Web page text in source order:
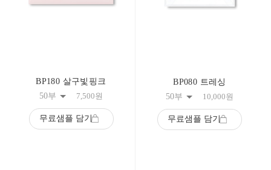
BP180 살구빛핑크
50부
7,500원
무료샘플 담기
BP080 트레싱
50부
10,000원
무료샘플 담기